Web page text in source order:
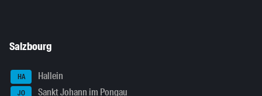
Salzbourg
HA Hallein
JO Sankt Johann im Pongau